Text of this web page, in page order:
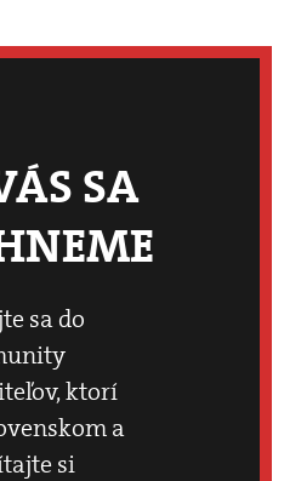
SA
sa do
ktorí
a
si